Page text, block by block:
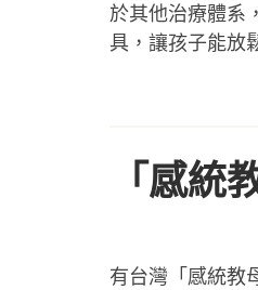
於其他治療體系
具，讓孩子能放
「感統
有台灣「感統教